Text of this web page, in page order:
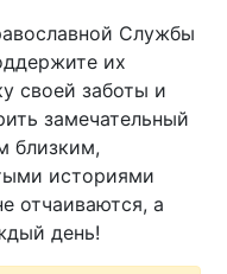
Службы
их
своей заботы и
замечательный
близким,
историями
отчаиваются, а
день!